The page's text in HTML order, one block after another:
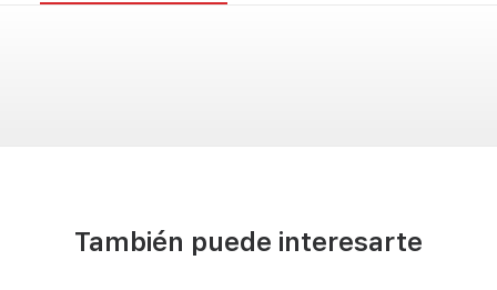
También puede interesarte